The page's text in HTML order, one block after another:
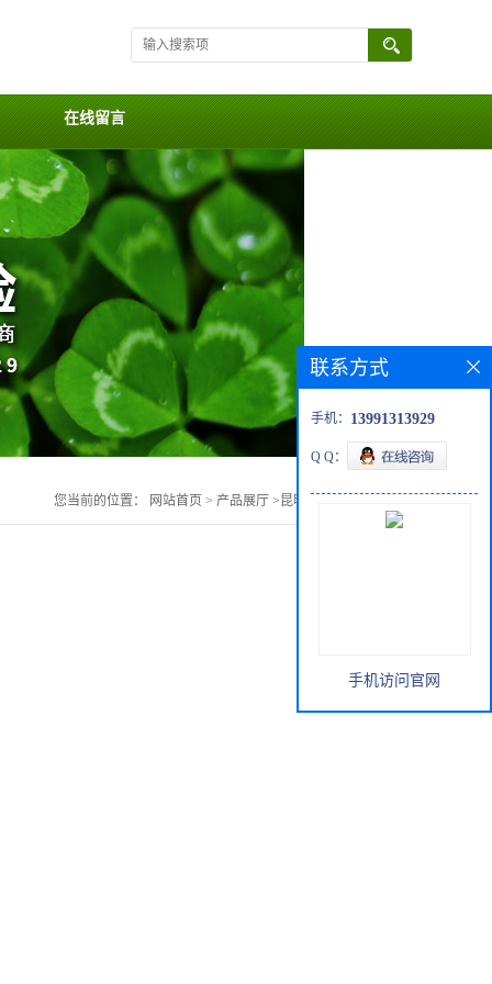
在线留言
您当前的位置： 网站首页 > 产品展厅 >昆明山海棠提取物
联系方式
手机： 13991313929
Q Q：
手机访问官网